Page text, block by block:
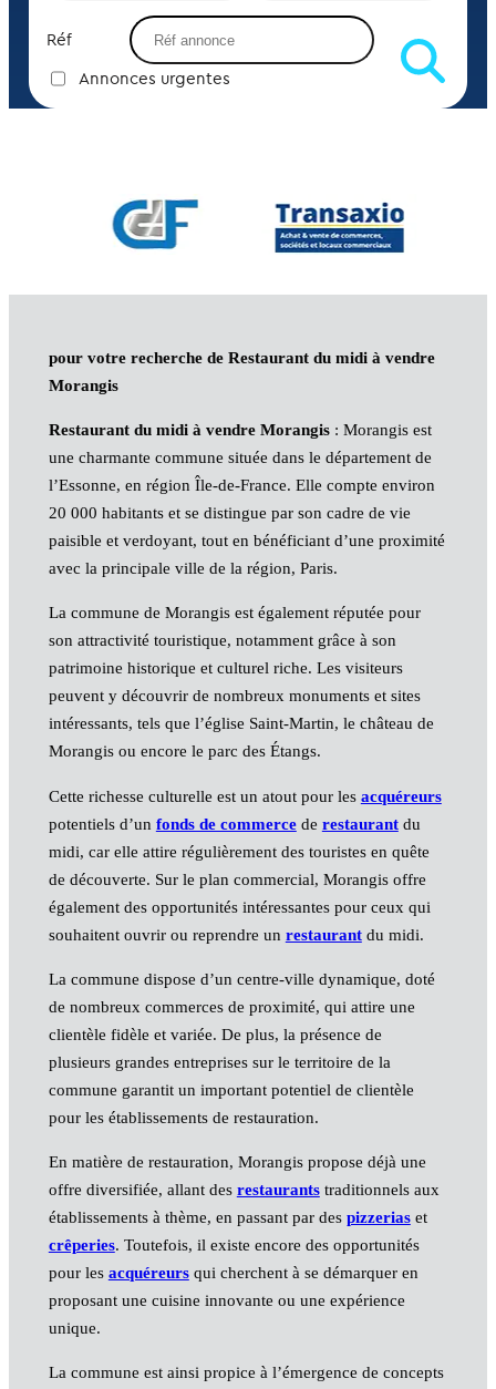
Réf
Annonces urgentes
pour votre recherche de Restaurant du midi à vendre
Morangis
Restaurant du midi à vendre Morangis: Morangis est
une charmante commune située dans le département de
l’Essonne, en région Île-de-France. Elle compte environ
20 000 habitants et se distingue par son cadre de vie
paisible et verdoyant, tout en bénéficiant d’une proximité
avec la principale ville de la région, Paris.
La commune de Morangis est également réputée pour
son attractivité touristique, notamment grâce à son
patrimoine historique et culturel riche. Les visiteurs
peuvent y découvrir de nombreux monuments et sites
intéressants, tels que l’église Saint-Martin, le château de
Morangis ou encore le parc des Étangs.
Cette richesse culturelle est un atout pour les acquéreurs
potentiels d’un fonds de commercede restaurantdu
midi, car elle attire régulièrement des touristes en quête
de découverte. Sur le plan commercial, Morangis offre
également des opportunités intéressantes pour ceux qui
souhaitent ouvrir ou reprendre un restaurantdu midi.
La commune dispose d’un centre-ville dynamique, doté
de nombreux commerces de proximité, qui attire une
clientèle fidèle et variée. De plus, la présence de
plusieurs grandes entreprises sur le territoire de la
commune garantit un important potentiel de clientèle
pour les établissements de restauration.
En matière de restauration, Morangis propose déjà une
offre diversifiée, allant des restaurantstraditionnels aux
établissements à thème, en passant par des pizzeriaset
crêperies. Toutefois, il existe encore des opportunités
pour les acquéreursqui cherchent à se démarquer en
proposant une cuisine innovante ou une expérience
unique.
La commune est ainsi propice à l’émergence de concepts